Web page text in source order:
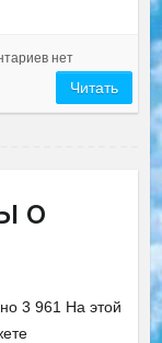
нет
Читать
о
3 961 На этой